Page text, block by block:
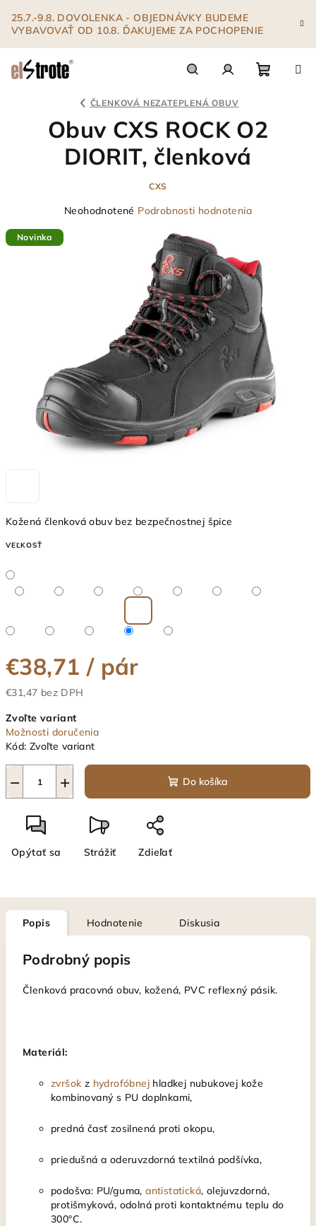
obsah
25.7.-9.8. DOVOLENKA - OBJEDNÁVKY BUDEME
VYBAVOVAŤ OD 10.8. ĎAKUJEME ZA POCHOPENIE
košík
ČLENKOVÁ NEZATEPLENÁ OBUV
Kožená členková obuv bez bezpečnostnej špice
VEĽKOSŤ
€38,71 / pár
€31,47 bez DPH
cena:
Zvoľte variant
Možnosti doručenia
Kód: Zvoľte variant
+
− Do košíka
Opýtať sa Strážiť Zdieľať
Obuv CXS ROCK O2
DIORIT, členková
CXS
Priemerné
produktu
Neohodnotené Podrobnosti hodnotenia
Novinka
Popis Hodnotenie Diskusia
Podrobný popis
Členková pracovná obuv, kožená, PVC reflexný pásik.
Materiál:
zvršok z hydrofóbnej hladkej nubukovej kože
kombinovaný s PU doplnkami,
predná časť zosilnená proti okopu,
priedušná a oderuvzdorná textilná podšívka,
podošva: PU/guma,antistatická, olejuvzdorná,
protišmyková, odolná proti kontaktnému teplu do
300°C.